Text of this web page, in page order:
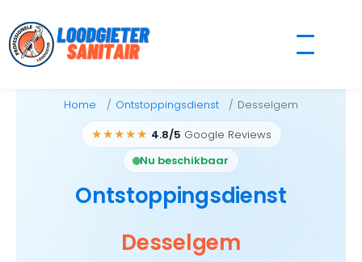
to
content
Home Ontstoppingsdienst Desselgem
★★★★★ 4.8/5 Google Reviews
Nu beschikbaar
Ontstoppingsdienst
Desselgem